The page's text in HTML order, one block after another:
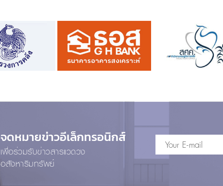
จดหมายข่าวอีเล็กทรอนิกส์
เพื่อร่วมรับข่าวสารแวดวง
อสังหาริมทรัพย์